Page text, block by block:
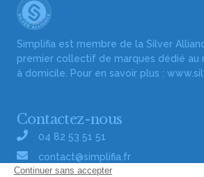
Simplifia est membre de la Silver
premier collectif de marques dédié au
à domicile. Pour en savoir plus :
Contactez-nous
04 82 53 51 51
contact@simplifia.fr